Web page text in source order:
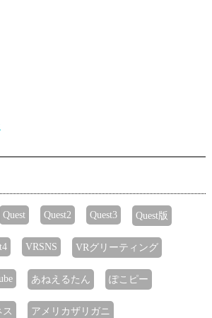
Quest Quest2 Quest3 Quest版
VRSNS VRグリーティング
あねえるたん ぽこピー
アメリカザリガニ